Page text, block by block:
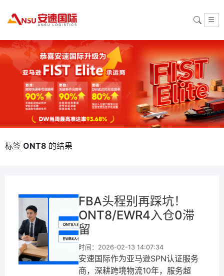
标签 ONT8 的结果
FBA头程别再踩坑！
ONT8/EWR4入仓0滞
留
时间：2026-02-13 14:07:34
安速国际作为亚马逊SPN认证服务
商，深耕跨境物流10年，服务超